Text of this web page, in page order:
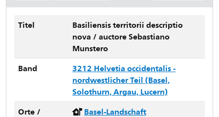
Titel
Basiliensis territorii descriptio
nova / auctore Sebastiano
Munstero
Band
3212 Helvetia occidentalis -
nordwestlicher Teil (Basel,
Solothurn, Argau, Lucern)
Orte /
Basel-Landschaft